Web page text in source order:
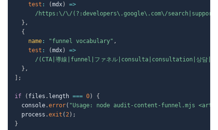
test : (mdx)
=>
/ https:\/\/(?:developers\.google\.com\/
} ,
{
name : "funnel vocabulary" ,
test : (mdx)
=>
/ (CTA|導線|funnel|ファネル|consulta|consultation|상담|咨
} ,
;
if ( files . length === 0)
{
  console
.error( "Usage: node audit-content-funnel.mjs
  process
.exit ( 2) ;
}